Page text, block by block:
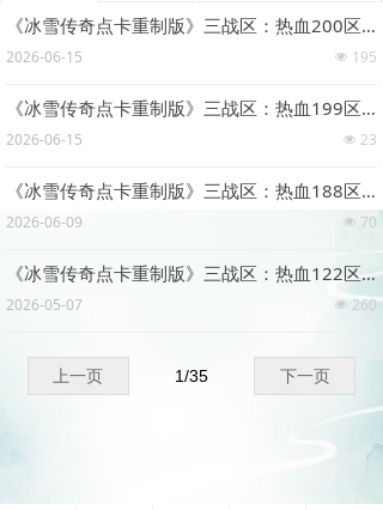
《冰雪传奇点卡重制版》三战区：热血200区6月15日19点开服活动！
넶 195
2026-06-15
《冰雪传奇点卡重制版》三战区：热血199区6月15日10点开服活动！
넶 23
2026-06-15
《冰雪传奇点卡重制版》三战区：热血188区6月9日19点开服活动！
넶 70
2026-06-09
《冰雪传奇点卡重制版》三战区：热血122区5月7日19点开服活动！
넶 260
2026-05-07
上一页 下一页
1/35